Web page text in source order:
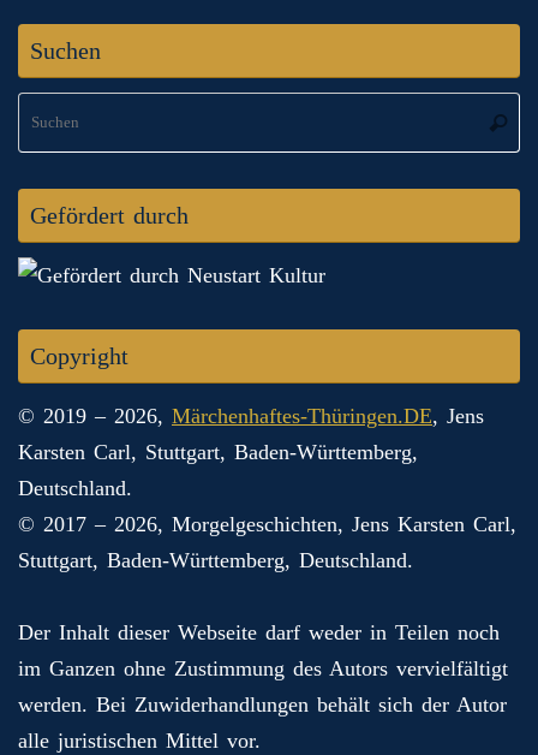
Suchen
Gefördert durch
Copyright
© 2019 – 2026, Märchenhaftes-Thüringen.DE, Jens
Karsten Carl, Stuttgart, Baden-Württemberg,
Deutschland.
© 2017 – 2026, Morgelgeschichten, Jens Karsten Carl,
Stuttgart, Baden-Württemberg, Deutschland.
Der Inhalt dieser Webseite darf weder in Teilen noch
im Ganzen ohne Zustimmung des Autors vervielfältigt
werden. Bei Zuwiderhandlungen behält sich der Autor
alle juristischen Mittel vor.